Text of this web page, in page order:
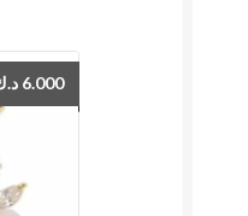
6.000